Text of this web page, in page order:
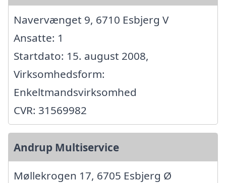
Navervænget 9, 6710 Esbjerg V
Ansatte: 1
Startdato: 15. august 2008,
Virksomhedsform:
Enkeltmandsvirksomhed
CVR: 31569982
Andrup Multiservice
Møllekrogen 17, 6705 Esbjerg Ø